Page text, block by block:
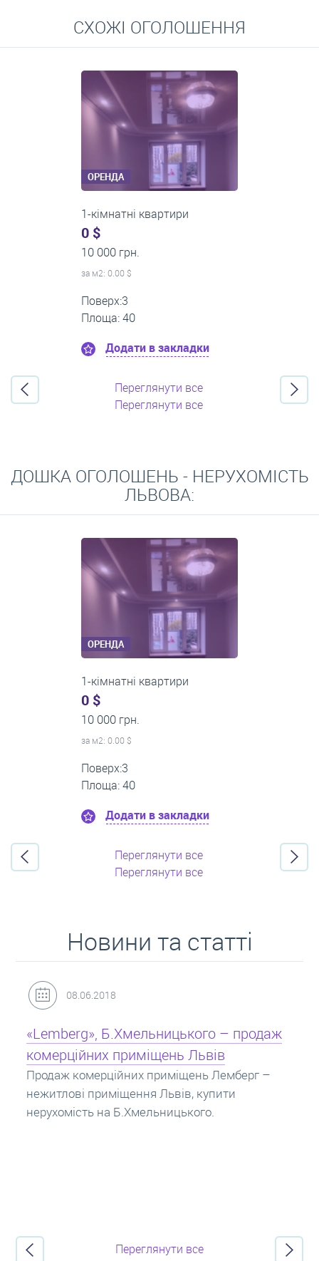
Середні ціни на довготривалу оренду квартир, особняків,
кімнат
СХОЖІ ОГОЛОШЕННЯ
ОРЕНДА
1-кімнатні квартири
0 $
11 200 грн.
за м2: 0.00 $
Поверх:1
Площа: 35
Додати в закладки
Переглянути все
Переглянути все
ДОШКА ОГОЛОШЕНЬ - НЕРУХОМІСТЬ
ЛЬВОВА:
ОРЕНДА
2-кімнатні квартири
0 $
16 000 грн.
за м2: 0.00 $
Поверх:11
Площа: 55
Додати в закладки
Переглянути все
Переглянути все
Новини та статті
31.05.2018
Кредит під заставу нерухомості: іпотека
Іпотека на квартиру – кредит на житло під
заставу нерухомості. Купити в іпотеку – що
потрібно знати? Консультація від Експертів
про іпотечні кредити.
Переглянути все